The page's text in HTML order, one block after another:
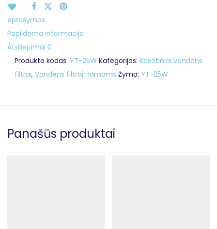
Aprašymas
Papildoma informacija
Atsiliepimai 0
Produkto kodas: YT-25W Kategorijos: Kasetiniai vandens
filtrai, Vandens filtrai namams Žyma: YT-25W
Panašūs produktai